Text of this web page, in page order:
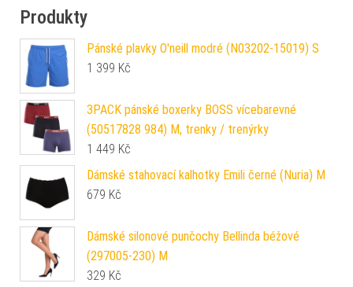
Produkty
Pánské plavky O'neill modré (N03202-15019) S
1 399 Kč
3PACK pánské boxerky BOSS vícebarevné
(50517828 984) M, trenky / trenýrky
1 449 Kč
Dámské stahovací kalhotky Emili černé (Nuria) M
679 Kč
Dámské silonové punčochy Bellinda béžové
(297005-230) M
329 Kč